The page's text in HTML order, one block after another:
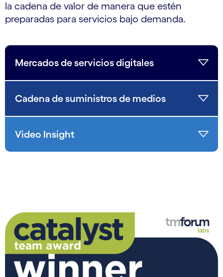
la cadena de valor de manera que estén
preparadas para servicios bajo demanda.
Mercados de servicios digitales
Cadena de suministros de medios
Video Insight
Carousel starts